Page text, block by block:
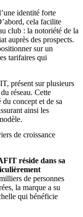
identité forte
cela facilite
club : la notoriété de la
auprès des prospects.
sur un
tarifaires qui
présent sur plusieurs
réseau. Cette
concept et de sa
ainsi les
de croissance
réside dans sa
de personnes
la marque a su
qui bénéficie